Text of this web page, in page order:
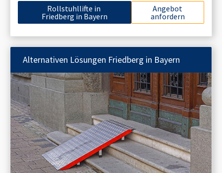
Rollstuhllifte in
Friedberg in Bayern
Angebot
anfordern
Alternativen Lösungen Friedberg in Bayern